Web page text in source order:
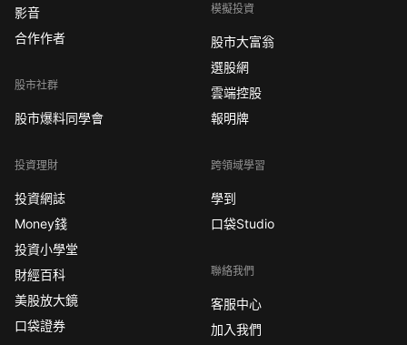
影音
合作作者
股市社群
股市爆料同學會
投資理財
投資網誌
Money錢
投資小學堂
財經百科
美股放大鏡
口袋證券
模擬投資
股市大富翁
選股網
雲端控股
報明牌
跨領域學習
學到
口袋Studio
聯絡我們
客服中心
加入我們